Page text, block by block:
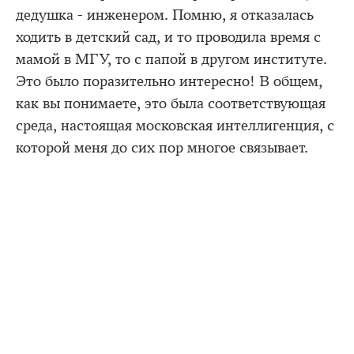
дедушка - инженером. Помню, я отказалась
ходить в детский сад, и то проводила время с
мамой в МГУ, то с папой в другом институте.
Это было поразительно интересно! В общем,
как вы понимаете, это была соответствующая
среда, настоящая московская интеллигенция, с
которой меня до сих пор многое связывает.